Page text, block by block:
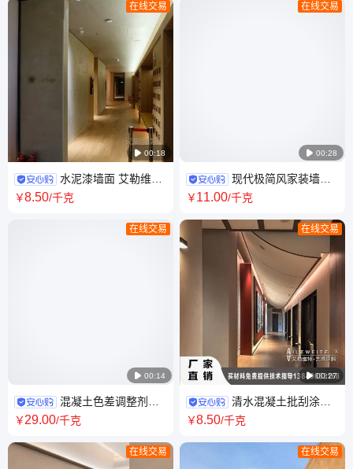
 00:18
在线交易
水泥漆墙面 艾勒维特
清水混凝土漆装修艺术涂料 原
￥8.50/千克
 00:14
在线交易
混凝土色差调整剂快
速修复脱模后缺陷材料表面修
￥29.00/千克
在线交易
 00:28
在线交易
现代极简风家装墙面
艾勒维特艺术漆微水泥施工案
￥11.00/千克
 00:27
在线交易
清水混凝土批刮涂料
斑驳感粗狂 可以做脱模工业风
￥8.50/千克
在线交易